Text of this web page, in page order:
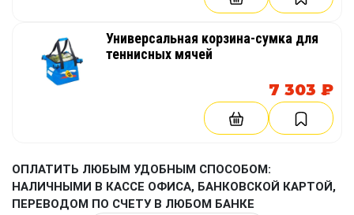
Универсальная корзина-сумка для
теннисных мячей
7 303 ₽
ОПЛАТИТЬ ЛЮБЫМ УДОБНЫМ СПОСОБОМ:
НАЛИЧНЫМИ В КАССЕ ОФИСА, БАНКОВСКОЙ КАРТОЙ,
ПЕРЕВОДОМ ПО СЧЕТУ В ЛЮБОМ БАНКЕ